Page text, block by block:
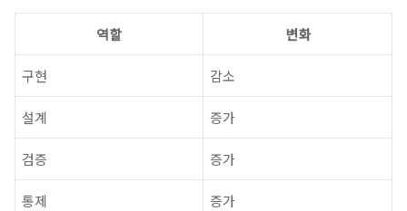
역할 변화
구현 감소
설계 증가
검증 증가
통제 증가